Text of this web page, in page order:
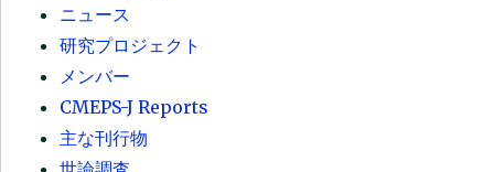
ニュース
研究プロジェクト
メンバー
CMEPS-J Reports
主な刊行物